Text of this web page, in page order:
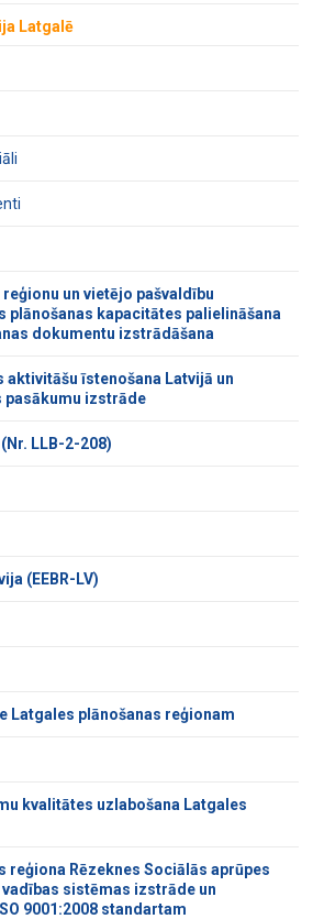
Latgalē
un vietējo pašvaldību
kapacitātes palielināšana
dokumentu izstrādāšana
aktivitāšu īstenošana Latvijā un
izstrāde
LLB-2-208)
(EEBR-LV)
Latgales plānošanas reģionam
kvalitātes uzlabošana Latgales
reģiona Rēzeknes Sociālās aprūpes
sistēmas izstrāde un
9001:2008 standartam